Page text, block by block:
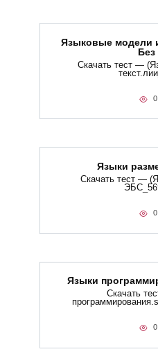
Языковые модели
Скачать тест —
0
Языки
Скачать тест —
0
Языки
Скачать
0